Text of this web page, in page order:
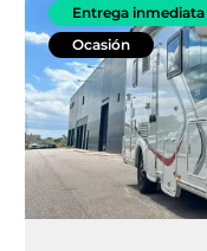
Entrega inmediata
Ocasión